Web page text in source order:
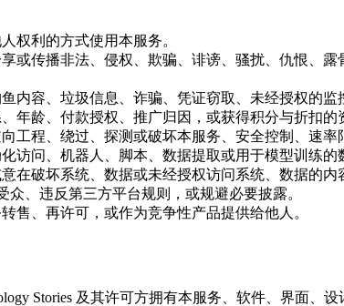
权利的方式使用本服务。
或传播非法、侵权、欺骗、诽谤、骚扰、仇恨、
内容、垃圾信息、诈骗、凭证窃取、未经授权的监
年龄、付款授权、推广归因，或获得积分与折扣的
工程、绕过、探测或破坏本服务、安全控制、速率
访问、机器人、脚本、数据提取或用于模型训练的
在破坏系统、数据或未经授权访问系统、数据的内
、违反第三方平台规则，或规避必要披露。
售、再许可，或作为竞争性产品提供给他人。
Stories 及其许可方拥有本服务、软件、界面